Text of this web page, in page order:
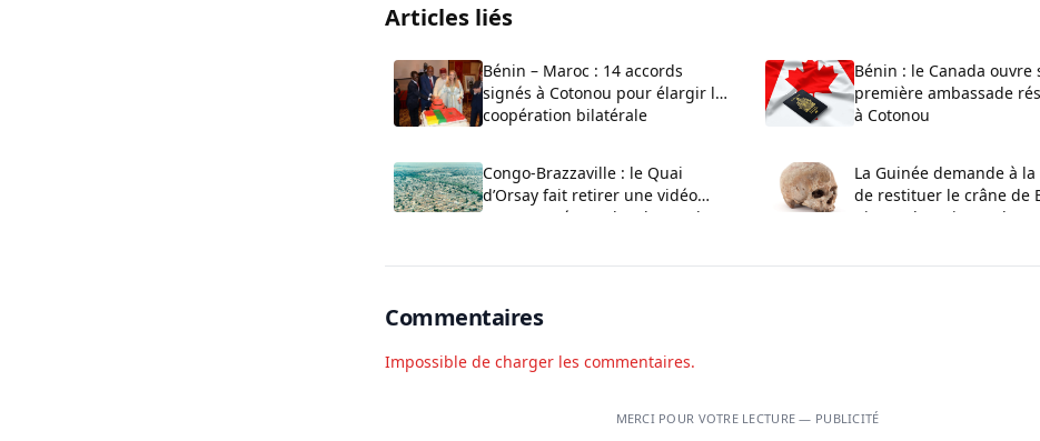
Articles liés
Bénin – Maroc : 14 accords
signés à Cotonou pour élargir la
coopération bilatérale
Bénin : le Canada ouvre
première ambassade
à Cotonou
Congo-Brazzaville : le Quai
d’Orsay fait retirer une vidéo
controversée sur les demandes
La Guinée demande à la
de restituer le crâne de
Biro et de trois proches
Commentaires
Impossible de charger les commentaires.
MERCI POUR VOTRE LECTURE — PUBLICITÉ